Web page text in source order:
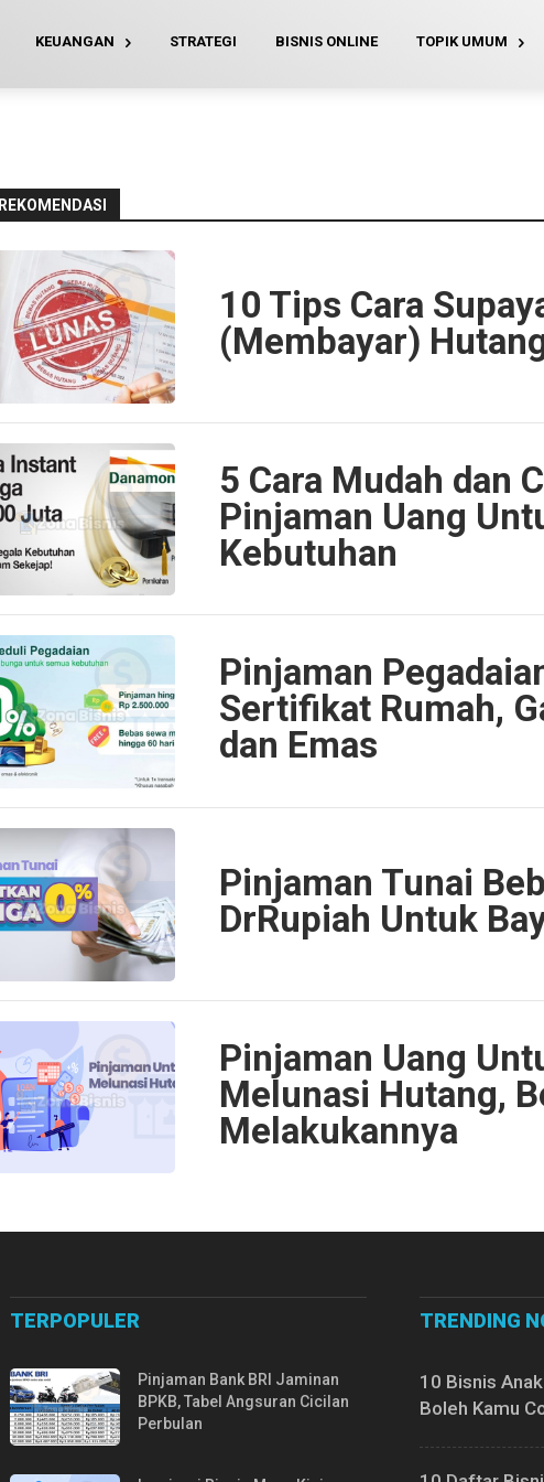
KEUANGAN STRATEGI BISNIS ONLINE TOPIK UMUM
REKOMENDASI
10 Tips Cara
(Membayar)
5 Cara Mudah dan
Pinjaman Uang
Kebutuhan
Pinjaman
Sertifikat Rumah,
dan Emas
Pinjaman Tunai
DrRupiah Untuk
Pinjaman Uang
Melunasi Hutang,
Melakukannya
TERPOPULER
Pinjaman Bank BRI Jaminan
BPKB, Tabel Angsuran Cicilan
Perbulan
TRENDING
10 Bisnis
Boleh Kamu